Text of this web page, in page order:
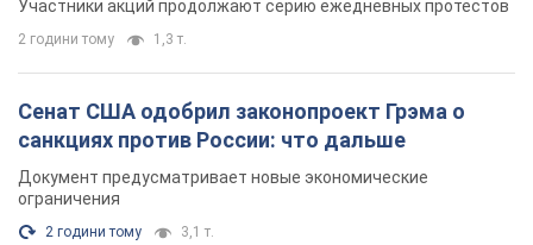
Участники акций продолжают серию ежедневных протестов
2 години тому 1,3 т.
Сенат США одобрил законопроект Грэма о
санкциях против России: что дальше
Документ предусматривает новые экономические
ограничения
2 години тому 3,1 т.